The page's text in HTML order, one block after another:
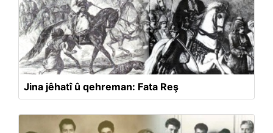
Jina jêhatî û qehreman: Fata Reş